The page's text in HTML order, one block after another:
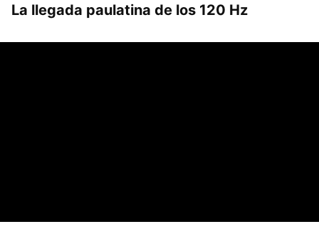
La llegada paulatina de los 120 Hz